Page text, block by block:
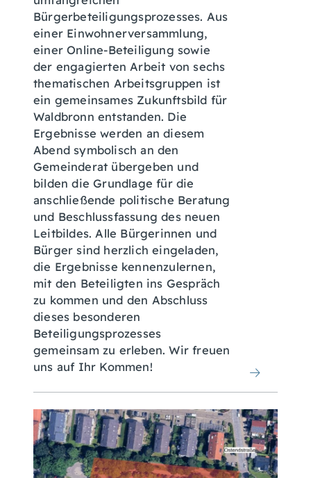
Bürgerbeteiligungsprozesses. Aus
einer Einwohnerversammlung,
einer Online-Beteiligung sowie
der engagierten Arbeit von sechs
thematischen Arbeitsgruppen ist
ein gemeinsames Zukunftsbild für
Waldbronn entstanden. Die
Ergebnisse werden an diesem
Abend symbolisch an den
Gemeinderat übergeben und
bilden die Grundlage für die
anschließende politische Beratung
und Beschlussfassung des neuen
Leitbildes. Alle Bürgerinnen und
Bürger sind herzlich eingeladen,
die Ergebnisse kennenzulernen,
mit den Beteiligten ins Gespräch
zu kommen und den Abschluss
dieses besonderen
Beteiligungsprozesses
gemeinsam zu erleben. Wir freuen
uns auf Ihr Kommen!